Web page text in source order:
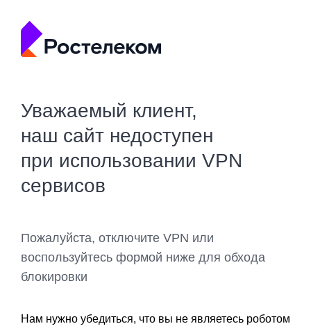
Уважаемый клиент,
наш сайт недоступен
при использовании VPN
сервисов
Пожалуйста, отключите VPN или
воспользуйтесь формой ниже для обхода
блокировки
Нам нужно убедиться, что вы не являетесь роботом